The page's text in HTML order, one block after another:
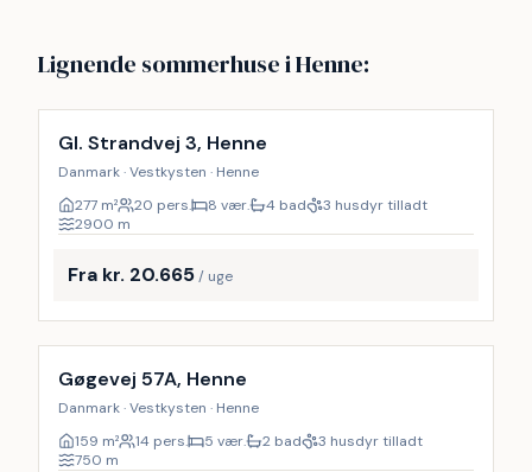
Lignende sommerhuse i Henne:
Inkl. rengøring
Gl. Strandvej 3, Henne
Danmark · Vestkysten · Henne
277 m² 20 pers. 8 vær. 4 bad
3 husdyr tilladt
2900 m
Fra kr. 20.665/ uge
Inkl. rengøring
Gøgevej 57A, Henne
Danmark · Vestkysten · Henne
159 m² 14 pers. 5 vær. 2 bad
3 husdyr tilladt
750 m